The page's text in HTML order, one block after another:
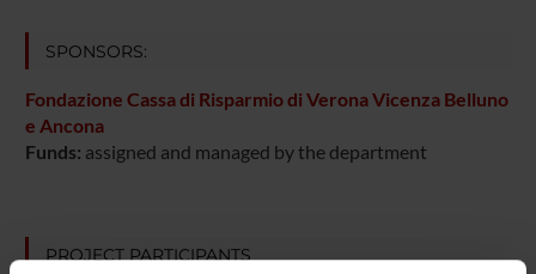
SPONSORS:
Fondazione Cassa di Risparmio di Verona Vicenza Belluno
e Ancona
Funds: assigned and managed by the department
PROJECT PARTICIPANTS